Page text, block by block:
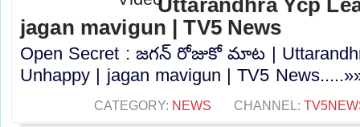
Uttarandhra Ycp
jagan mavigun | TV5 News
Open Secret : జగన్ రోజుకో మాట |
Unhappy | jagan mavigun | TV5
CATEGORY: NEWS CHANNEL: